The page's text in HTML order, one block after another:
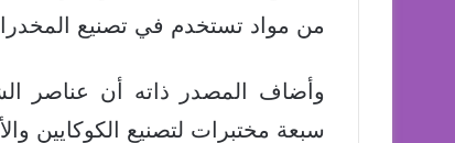
من مواد تستخدم في تصنيع
وأضاف المصدر ذاته أن عناصر
سبعة مختبرات لتصنيع الكوكايين